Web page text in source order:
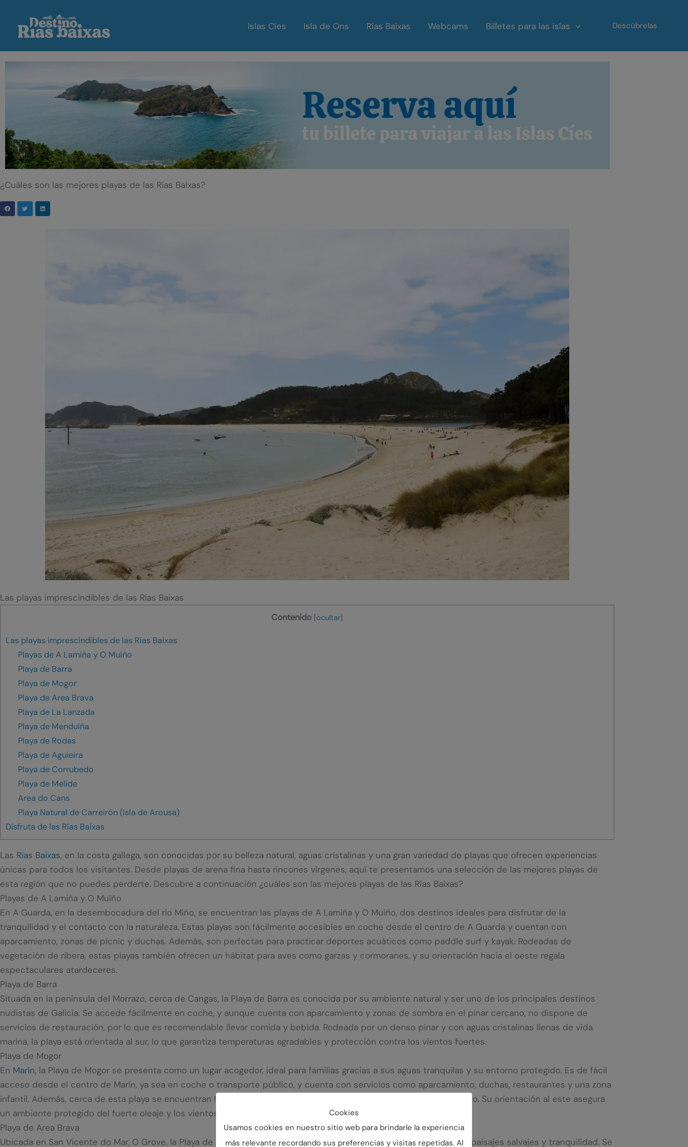
contenido
Islas Cíes Isla de Ons Rías Baixas Webcams Billetes para las islas Descúbrelas
¿Cuáles son las mejores playas de las Rías Baixas?
Las playas imprescindibles de las Rías Baixas
Contenido [ocultar]
Las playas imprescindibles de las Rías Baixas
Playas de A Lamiña y O Muíño
Playa de Barra
Playa de Mogor
Playa de Area Brava
Playa de La Lanzada
Playa de Menduíña
Playa de Rodas
Playa de Aguieira
Playa de Corrubedo
Playa de Melide
Area do Cans
Playa Natural de Carreirón (Isla de Arousa)
Disfruta de las Rías Baixas
Las Rías Baixas, en la costa gallega, son conocidas por su belleza natural, aguas cristalinas y una gran variedad de playas que ofrecen experiencias
únicas para todos los visitantes. Desde playas de arena fina hasta rincones vírgenes, aquí te presentamos una selección de las mejores playas de
esta región que no puedes perderte. Descubre a continuación ¿cuáles son las mejores playas de las Rías Baixas?
Playas de A Lamiña y O Muíño
En A Guarda, en la desembocadura del río Miño, se encuentran las playas de A Lamiña y O Muíño, dos destinos ideales para disfrutar de la
tranquilidad y el contacto con la naturaleza. Estas playas son fácilmente accesibles en coche desde el centro de A Guarda y cuentan con
aparcamiento, zonas de pícnic y duchas. Además, son perfectas para practicar deportes acuáticos como paddle surf y kayak. Rodeadas de
vegetación de ribera, estas playas también ofrecen un hábitat para aves como garzas y cormoranes, y su orientación hacia el oeste regala
espectaculares atardeceres.
Playa de Barra
Situada en la península del Morrazo, cerca de Cangas, la Playa de Barra es conocida por su ambiente natural y ser uno de los principales destinos
nudistas de Galicia. Se accede fácilmente en coche, y aunque cuenta con aparcamiento y zonas de sombra en el pinar cercano, no dispone de
servicios de restauración, por lo que es recomendable llevar comida y bebida. Rodeada por un denso pinar y con aguas cristalinas llenas de vida
marina, la playa está orientada al sur, lo que garantiza temperaturas agradables y protección contra los vientos fuertes.
Playa de Mogor
En Marín, la Playa de Mogor se presenta como un lugar acogedor, ideal para familias gracias a sus aguas tranquilas y su entorno protegido. Es de fácil
acceso desde el centro de Marín, ya sea en coche o transporte público, y cuenta con servicios como aparcamiento, duchas, restaurantes y una zona
infantil. Además, cerca de esta playa se encuentran los petroglifos de Mogor, un importante yacimiento arqueológico. Su orientación al este asegura
un ambiente protegido del fuerte oleaje y los vientos.
Playa de Area Brava
Ubicada en San Vicente do Mar, O Grove, la Playa de Area Brava es un rincón virgen que encanta a quienes buscan paisajes salvajes y tranquilidad. Se
Cookies
Usamos cookies en nuestro sitio web para brindarle la experiencia
más relevante recordando sus preferencias y visitas repetidas. Al